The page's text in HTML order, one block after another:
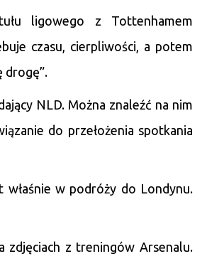
ligowego z Tottenhamem
czasu, cierpliwości, a potem
drogę”.
NLD. Można znaleźć na nim
do przełożenia spotkania
właśnie w podróży do Londynu.
zdjęciach z treningów Arsenalu.